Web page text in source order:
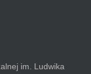
im. Ludwika